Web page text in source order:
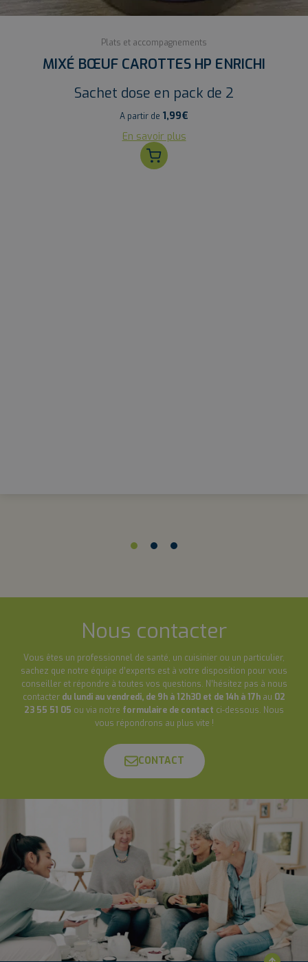
Plats et accompagnements
MIXÉ BŒUF CAROTTES HP ENRICHI
Sachet dose en pack de 2
A partir de 1,99€
En savoir plus
Nous contacter
Vous êtes un professionnel de santé, un cuisinier ou un particulier,
sachez que notre équipe d’experts est à votre disposition pour vous
conseiller et répondre à toutes vos questions. N’hésitez pas à nous
contacter du lundi au vendredi, de 9h à 12h30 et de 14h à 17h au 02
23 55 51 05 ou via notre formulaire de contact ci-dessous. Nous
vous répondrons au plus vite !
CONTACT